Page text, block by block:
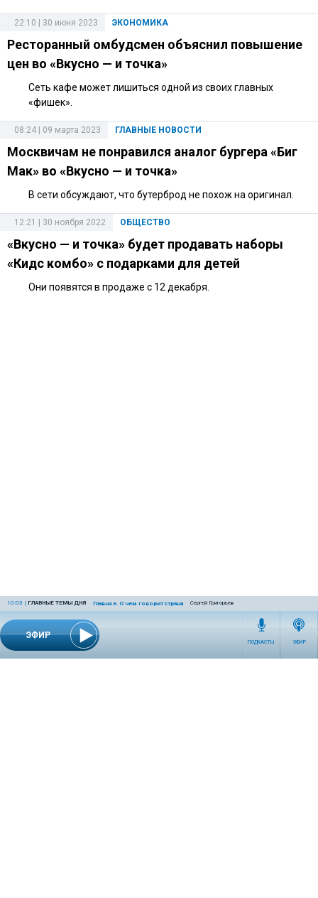
ЭФИР
10:03 | ГЛАВНЫЕ ТЕМЫ ДНЯ Главное. О чем говорит страна Сергей Григорьев
ПОДКАСТЫ ЭФИР
ЭКОНОМИКА
22:10 | 30 июня 2023
Ресторанный омбудсмен объяснил повышение
цен во «Вкусно — и точка»
Сеть кафе может лишиться одной из своих главных
«фишек».
ГЛАВНЫЕ НОВОСТИ
08:24 | 09 марта 2023
Москвичам не понравился аналог бургера «Биг
Мак» во «Вкусно — и точка»
В сети обсуждают, что бутерброд не похож на оригинал.
ОБЩЕСТВО
12:21 | 30 ноября 2022
«Вкусно — и точка» будет продавать наборы
«Кидс комбо» с подарками для детей
Они появятся в продаже с 12 декабря.